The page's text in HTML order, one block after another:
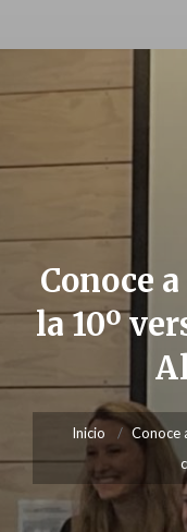
Conoce
la 10º
Inicio
Conoce